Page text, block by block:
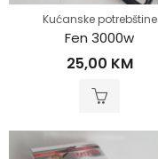
Kućanske potrebštine
Fen 3000w
25,00 KM